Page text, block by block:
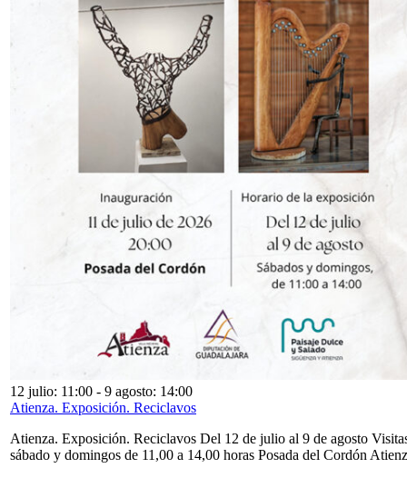
12 julio: 11:00 - 9 agosto: 14:00
Atienza. Exposición. Reciclavos
Atienza. Exposición. Reciclavos Del 12 de julio al 9 de agosto
sábado y domingos de 11,00 a 14,00 horas Posada del Cordón